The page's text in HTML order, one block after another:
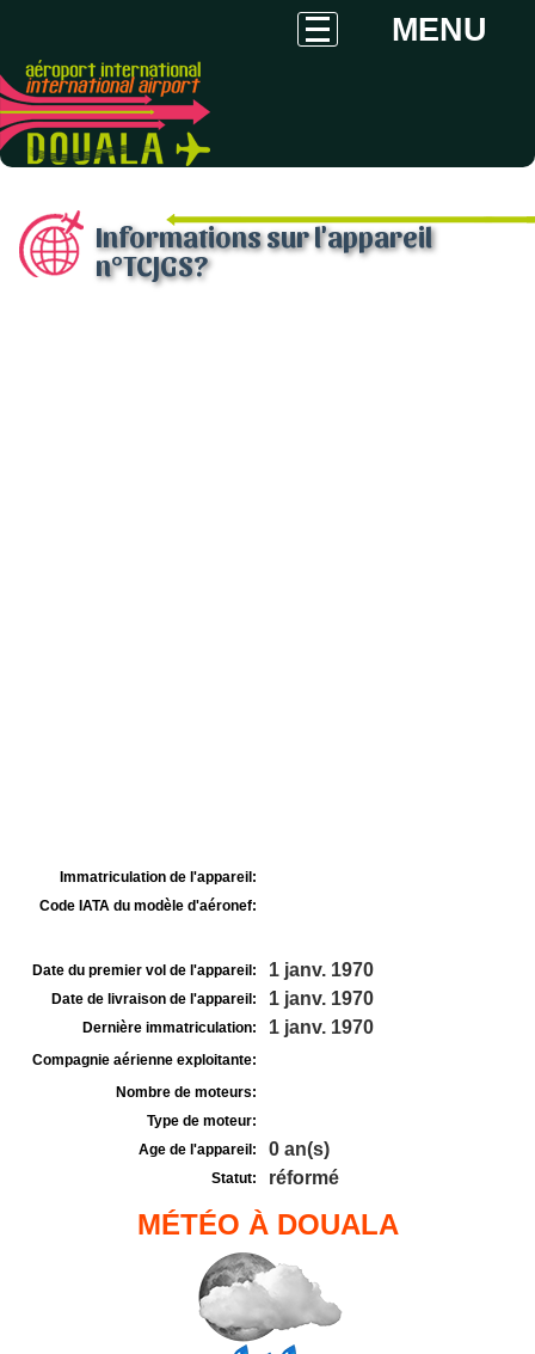
MENU
Informations sur l'appareil
n°TCJGS?
Immatriculation de l'appareil:
Code IATA du modèle d'aéronef:
Date du premier vol de l'appareil: 1 janv. 1970
Date de livraison de l'appareil: 1 janv. 1970
Dernière immatriculation: 1 janv. 1970
Compagnie aérienne exploitante:
Nombre de moteurs:
Type de moteur:
Age de l'appareil:
0 an(s)
Statut: réformé
MÉTÉO À DOUALA